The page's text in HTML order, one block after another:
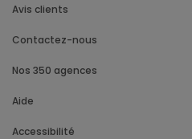
Avis clients
Contactez-nous
Nos 350 agences
Aide
Accessibilité